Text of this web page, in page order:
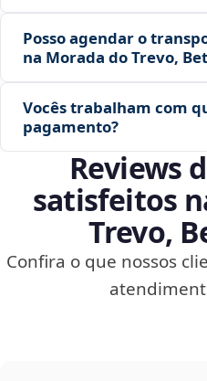
Posso agendar o
na Morada do Trevo,
Vocês trabalham com
pagamento?
Reviews
satisfeitos
Trevo,
Confira o que nossos